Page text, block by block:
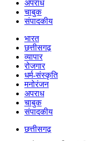
अपराध
चाबुक
संपादकीय
भारत
छत्तीसगढ़
व्यापार
रोजगार
धर्म-संस्कृति
मनोरंजन
अपराध
चाबुक
संपादकीय
छत्तीसगढ़